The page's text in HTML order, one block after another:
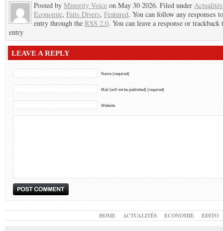
Posted by Minority Voice on May 30 2026. Filed under Actualités
Economie, Faits Divers, Featured. You can follow any responses
entry through the RSS 2.0. You can leave a response or trackback
entry
LEAVE A REPLY
Name (required)
Mail (will not be published) (required)
Website
HOME ACTUALITÉS ECONOMIE EDITO